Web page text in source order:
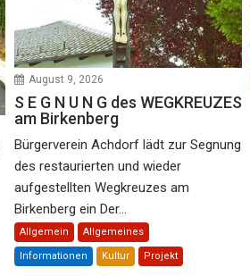
August 9, 2026
S E G N U N G des WEGKREUZES
am Birkenberg
Bürgerverein Achdorf lädt zur Segnung
des restaurierten und wieder
aufgestellten Wegkreuzes am
Birkenberg ein Der...
Allgemein Allgemeines
Informationen Kultur Projekt